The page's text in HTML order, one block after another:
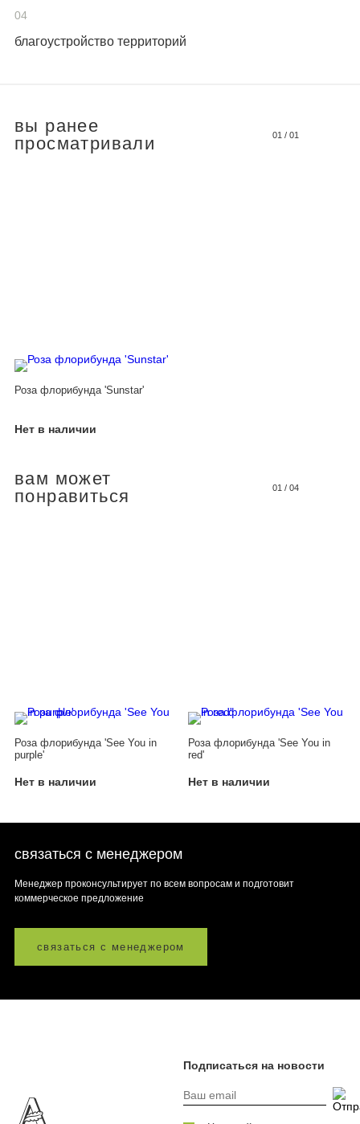
04
благоустройство территорий
вы ранее
просматривали
01 / 01
Роза флорибунда 'Sunstar'
Нет в наличии
вам может
понравиться
01 / 04
Роза флорибунда 'See You in
purple'
Нет в наличии
Роза флорибунда 'See You in
red'
Нет в наличии
связаться с менеджером
Менеджер проконсультирует по всем вопросам и подготовит
коммерческое предложение
связаться с менеджером
Подписаться на новости